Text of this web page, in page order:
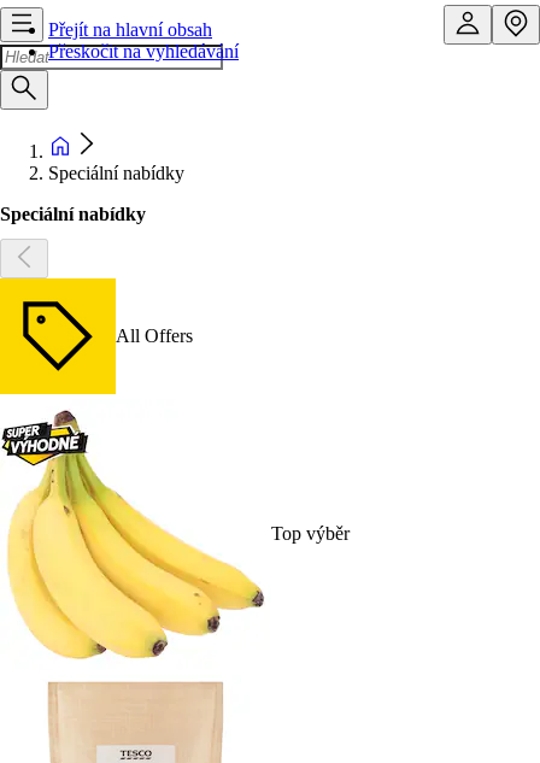
Přejít na hlavní obsah
Přeskočit na vyhledávání
Speciální nabídky
Speciální nabídky
All Offers
Top výběr